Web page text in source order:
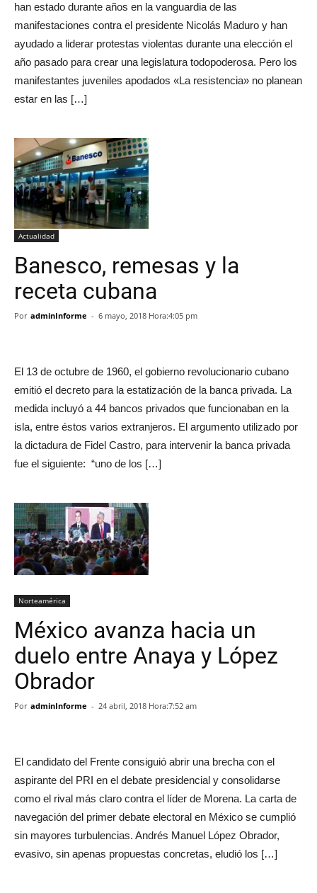
han estado durante años en la vanguardia de las
manifestaciones contra el presidente Nicolás Maduro y han
ayudado a liderar protestas violentas durante una elección el
año pasado para crear una legislatura todopoderosa. Pero los
manifestantes juveniles apodados «La resistencia» no planean
estar en las […]
Actualidad
Banesco, remesas y la
receta cubana
Por adminInforme - 6 mayo, 2018 Hora:4:05 pm
El 13 de octubre de 1960, el gobierno revolucionario cubano
emitió el decreto para la estatización de la banca privada. La
medida incluyó a 44 bancos privados que funcionaban en la
isla, entre éstos varios extranjeros. El argumento utilizado por
la dictadura de Fidel Castro, para intervenir la banca privada
fue el siguiente: “uno de los […]
Norteamérica
México avanza hacia un
duelo entre Anaya y López
Obrador
Por adminInforme - 24 abril, 2018 Hora:7:52 am
El candidato del Frente consiguió abrir una brecha con el
aspirante del PRI en el debate presidencial y consolidarse
como el rival más claro contra el líder de Morena. La carta de
navegación del primer debate electoral en México se cumplió
sin mayores turbulencias. Andrés Manuel López Obrador,
evasivo, sin apenas propuestas concretas, eludió los […]